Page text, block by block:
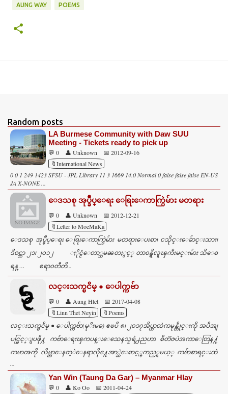
AUNG WAY POEMS
Random posts
LA Burmese Community with Daw SUU
Meeting - Tickets ready to pick up
💬 0 👤 Unknown
📅 2012-09-16
🔖International News
0 0 1 249 1423 SFSU - JPL Library 11 3 1669 14.0 Normal 0 false false false EN-US
JA X-NONE ...
ေဒသစု အုပ္ခ်ဳပ္ေရး ေရြးေကာက္ပြဲမ်ား မတရား
💬 0 👤 Unknown
📅 2012-12-21
🔖Letter to MoeMaKa
ေဒသစု အုပ္ခ်ဳပ္ေရး ေရြးေကာက္ပြဲမ်ား မတရားေပးစာ၊ ငသိုင္းေခ်ာင္းသား၊
ဒီဇင္ဘာ ၂၁၊ ၂၀၁၂ ႏိုင္ငံေတာ္သမၼတႏွင့္ တာ၀န္ရွိလူၾကီးမင္းမ်ား သိေစ
ရန္ … ဧရာ၀တီတိ...
လင္းသက္ၿငိမ္ ● ေပါက္ကဗ်ာ
💬 0 👤 Aung Htet
📅 2017-04-08
🔖Linn Thet Neyin
🔖Poems
လင္းသက္ၿငိမ္ ● ေပါက္ကဗ်ာ(မုိးမခ) ဧၿပီ ၈၊ ၂၀၁၇အိပ္ယာထဲကမုန္တိုင္းကို အပီအျ
ပင္ဖြင့္ျပဖို႔ ကဗ်ာေရးၾကပန္းေသေနသူရဲ႕ညဟာ စိတၱဇပဲအကာေတြန႔ဲ
ကမာၻကို လိမ္ညာေနတ့ဲေနရာလို႔ေအာ္ဆဲေစာင့္ၾကည့္ရမယ့္ ကဗ်ာစာရင္းထဲ
Yan Win (Taung Da Gar) – Myanmar Hlay
💬 0 👤 Ko Oo
📅 2011-04-24